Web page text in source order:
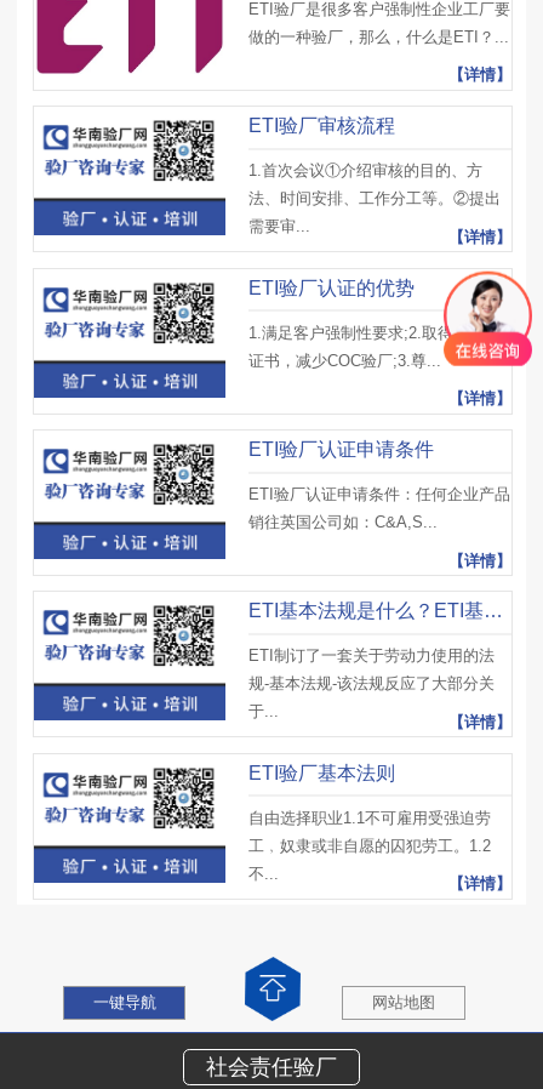
ETI验厂是很多客户强制性企业工厂要
做的一种验厂，那么，什么是ETI？...
【详情】
ETI验厂审核流程
1.首次会议①介绍审核的目的、方
法、时间安排、工作分工等。②提出
需要审...
【详情】
ETI验厂认证的优势
1.满足客户强制性要求;2.取得ETI认证
证书，减少COC验厂;3.尊...
【详情】
ETI验厂认证申请条件
ETI验厂认证申请条件：任何企业产品
销往英国公司如：C&A,S...
【详情】
ETI基本法规是什么？ETI基本法规内容有是什么？
ETI制订了一套关于劳动力使用的法
规-基本法规-该法规反应了大部分关
于...
【详情】
ETI验厂基本法则
自由选择职业1.1不可雇用受强迫劳
工﹐奴隶或非自愿的囚犯劳工。1.2
不...
【详情】
社会责任验厂
一键导航 网站地图